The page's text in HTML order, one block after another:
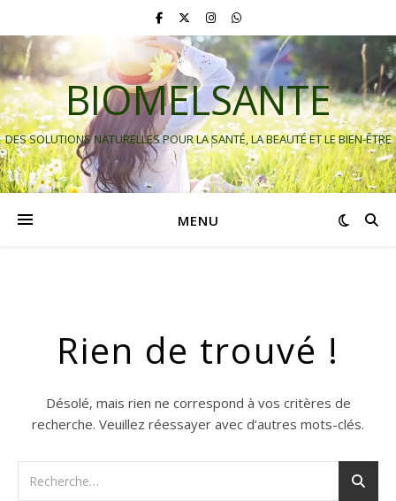
BIOMELSANTE
DES SOLUTIONS NATURELLES POUR LA SANTÉ, LA BEAUTÉ ET LE BIEN-ÊTRE
MENU
Rien de trouvé !
Désolé, mais rien ne correspond à vos critères de
recherche. Veuillez réessayer avec d’autres mots-clés.